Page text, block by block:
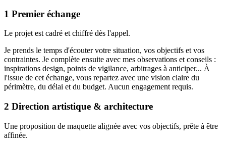
1 Premier échange
Le projet est cadré et chiffré dès l'appel.
Je prends le temps d'écouter votre situation, vos objectifs et vos
contraintes. Je complète ensuite avec mes observations et conseils :
inspirations design, points de vigilance, arbitrages à anticiper... À
l'issue de cet échange, vous repartez avec une vision claire du
périmètre, du délai et du budget. Aucun engagement requis.
2 Direction artistique & architecture
Une proposition de maquette alignée avec vos objectifs, prête à être
affinée.